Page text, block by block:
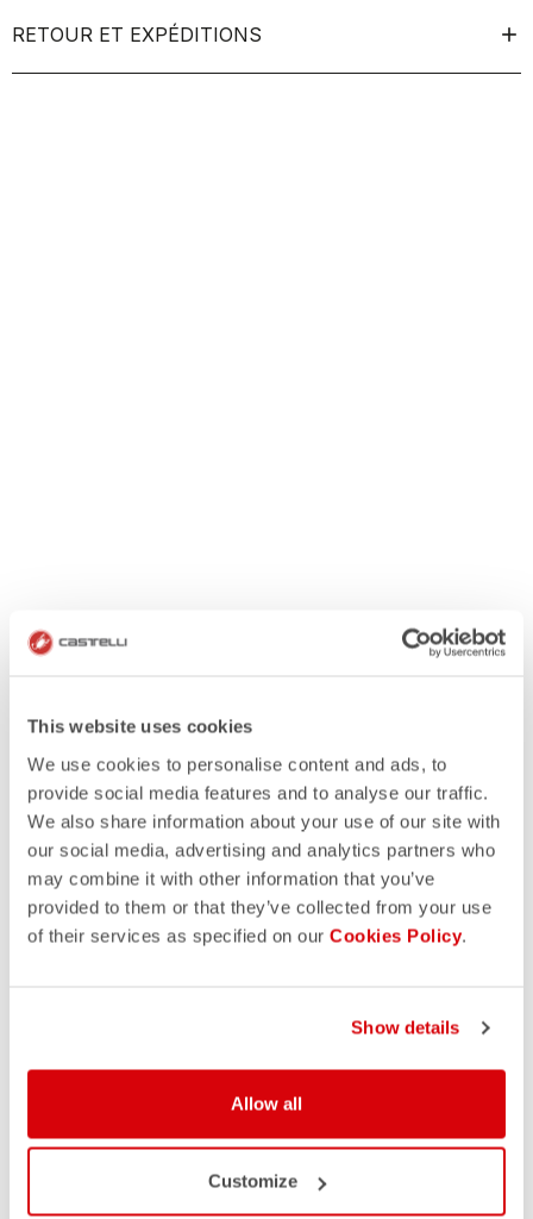
This website uses cookies
We use cookies to personalise content and ads, to
provide social media features and to analyse our traffic.
We also share information about your use of our site with
our social media, advertising and analytics partners who
may combine it with other information that you’ve
provided to them or that they’ve collected from your use
of their services as specified on our Cookies Policy.
Show details
Allow all
Customize
RETOUR ET EXPÉDITIONS
ÉGALEMENT AIMER